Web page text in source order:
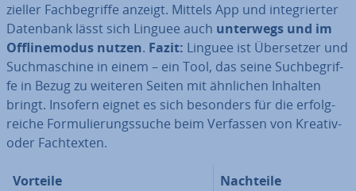
zi­el­ler Fach­be­grif­fe anzeigt. Mittels App und in­te­grier­ter
Datenbank lässt sich Linguee auch unterwegs und im
Off­line­mo­dus nutzen. Fazit: Linguee ist Über­set­zer und
Such­ma­schi­ne in einem – ein Tool, das seine Such­be­grif­
fe in Bezug zu weiteren Seiten mit ähnlichen Inhalten
bringt. Insofern eignet es sich besonders für die er­folg­
rei­che For­mu­lie­rungs­su­che beim Verfassen von Kreativ-
oder Fach­tex­ten.
Vorteile
Nachteile